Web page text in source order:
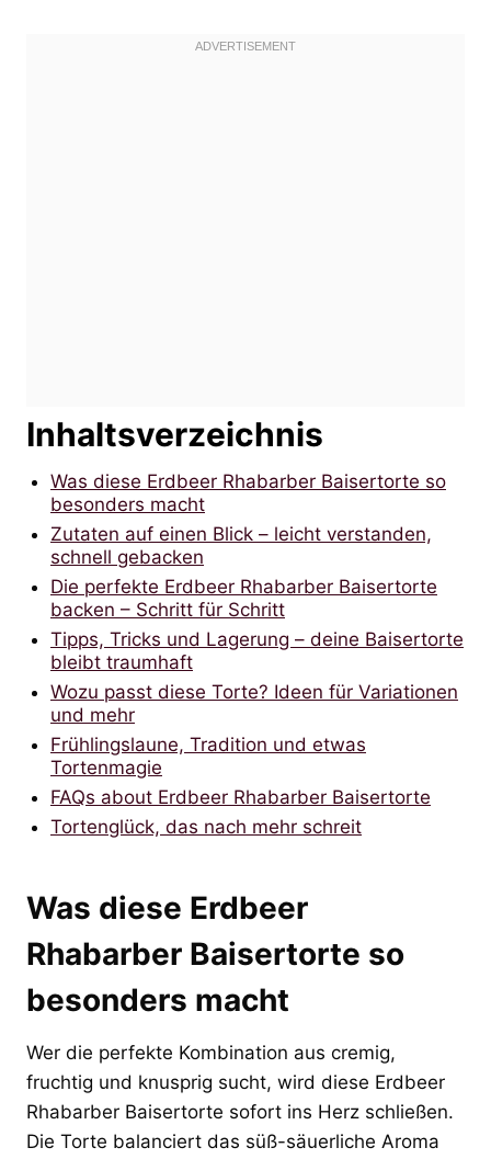
Inhaltsverzeichnis
Was diese Erdbeer Rhabarber Baisertorte so
besonders macht
Zutaten auf einen Blick – leicht verstanden,
schnell gebacken
Die perfekte Erdbeer Rhabarber Baisertorte
backen – Schritt für Schritt
Tipps, Tricks und Lagerung – deine Baisertorte
bleibt traumhaft
Wozu passt diese Torte? Ideen für Variationen
und mehr
Frühlingslaune, Tradition und etwas
Tortenmagie
FAQs about Erdbeer Rhabarber Baisertorte
Tortenglück, das nach mehr schreit
Was diese Erdbeer
Rhabarber Baisertorte so
besonders macht
Wer die perfekte Kombination aus cremig,
fruchtig und knusprig sucht, wird diese Erdbeer
Rhabarber Baisertorte sofort ins Herz schließen.
Die Torte balanciert das süß-säuerliche Aroma